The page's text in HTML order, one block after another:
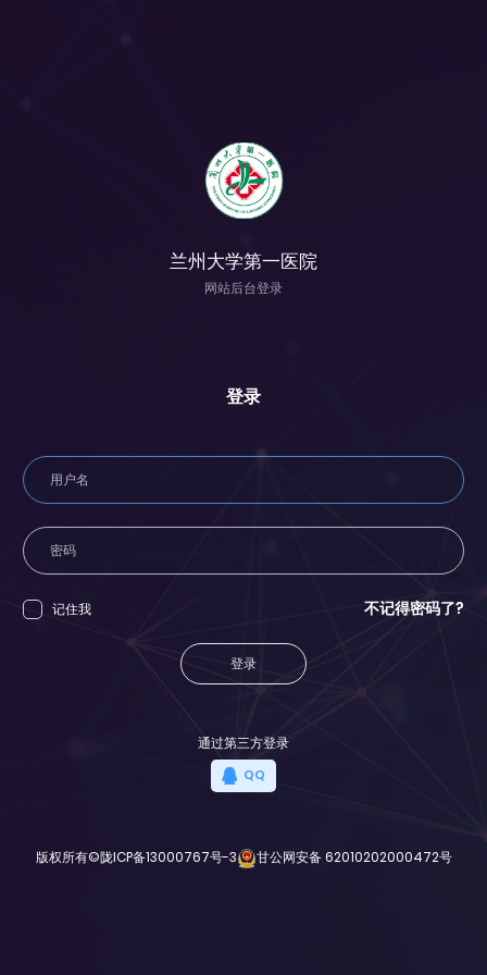
兰州大学第一医院
网站后台登录
登录
记住我 不记得密码了?
登录
通过第三方登录
QQ
版权所有©陇ICP备13000767号-3 甘公网安备 62010202000472号